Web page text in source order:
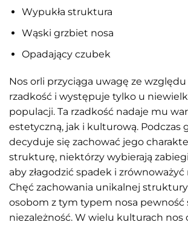
Wypukła struktura
Wąski grzbiet nosa
Opadający czubek
Nos orli przyciąga uwagę ze względu
rzadkość i występuje tylko u
populacji. Ta rzadkość nadaje mu
estetyczną, jak i kulturową. Podczas
decyduje się zachować jego
strukturę, niektórzy wybierają
aby złagodzić spadek i zrównoważyć
Chęć zachowania unikalnej
osobom z tym typem nosa pewność
niezależność. W wielu kulturach nos